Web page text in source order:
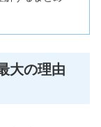
大の理由